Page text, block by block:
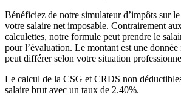
Bénéficiez de notre simulateur d’impôts sur
votre salaire net imposable. Contrairement
calculettes, notre formule peut prendre le
pour l’évaluation. Le montant est une
peut différer selon votre situation
Le calcul de la CSG et CRDS non
salaire brut avec un taux de 2.40%.